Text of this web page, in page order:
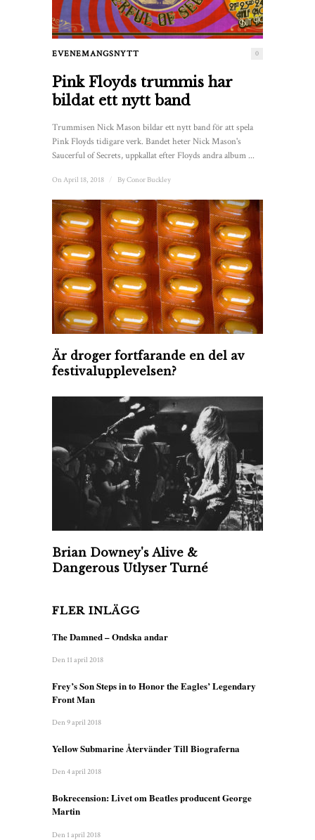
EVENEMANGSNYTT 0
Pink Floyds trummis har
bildat ett nytt band
Trummisen Nick Mason bildar ett nytt band för att spela
Pink Floyds tidigare verk. Bandet heter Nick Mason's
Saucerful of Secrets, uppkallat efter Floyds andra album ...
On April 18, 2018 ByConor Buckley
Är droger fortfarande en del av
festivalupplevelsen?
Brian Downey's Alive &
Dangerous Utlyser Turné
FLER INLÄGG
The Damned – Ondska andar
Den 11 april 2018
Frey’s Son Steps in to Honor the Eagles’ Legendary
Front Man
Den 9 april 2018
Yellow Submarine Återvänder Till Biograferna
Den 4 april 2018
Bokrecension: Livet om Beatles producent George
Martin
Den 1 april 2018